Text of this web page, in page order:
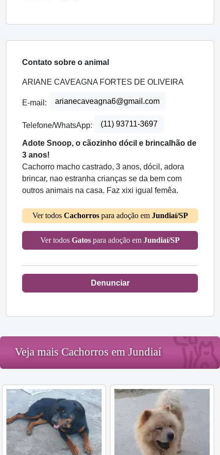
Contato sobre o animal
ARIANE CAVEAGNA FORTES DE OLIVEIRA
E-mail: arianecaveagna6@gmail.com
Telefone/WhatsApp: (11) 93711-3697
Adote Snoop, o cãozinho dócil e brincalhão de
3 anos!
Cachorro macho castrado, 3 anos, dócil, adora
brincar, nao estranha crianças se da bem com
outros animais na casa. Faz xixi igual femêa.
Ver todos Cachorrospara adoção em Jundiaí/SP
Ver todos Gatos para adoção em Jundiaí/SP
Denunciar
Veja mais Cachorros em Jundiaí